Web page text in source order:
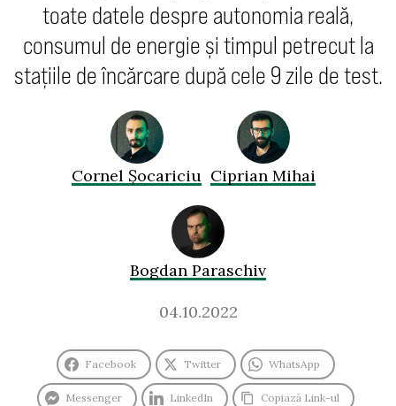
toate datele despre autonomia reală,
consumul de energie și timpul petrecut la
stațiile de încărcare după cele 9 zile de test.
Cornel Șocariciu Ciprian Mihai
Bogdan Paraschiv
04.10.2022
Facebook Twitter WhatsApp
Messenger LinkedIn Copiază Link-ul